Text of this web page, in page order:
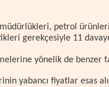
petrol ürünleri
gerekçesiyle 11
yönelik de benzer
yabancı fiyatlar esas